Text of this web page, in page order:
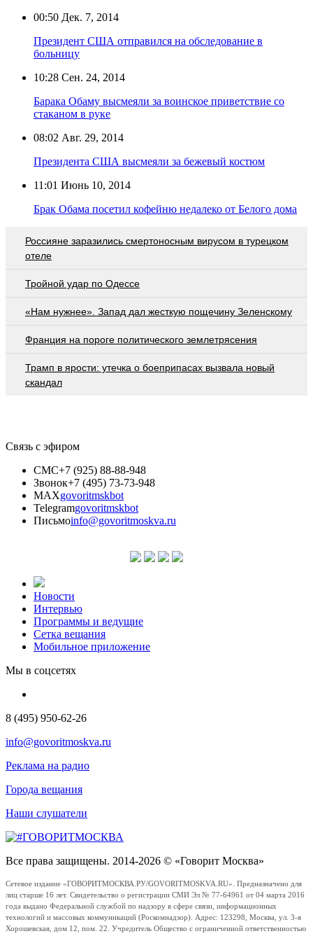
00:50 Дек. 7, 2014
Президент США отправился на обследование в
больницу
10:28 Сен. 24, 2014
Барака Обаму высмеяли за воинское приветствие со
стаканом в руке
08:02 Авг. 29, 2014
Президента США высмеяли за бежевый костюм
11:01 Июнь 10, 2014
Брак Обама посетил кофейню недалеко от Белого дома
Россияне заразились смертоносным вирусом в турецком
отеле
Тройной удар по Одессe
«Нам нужнее». Запад дал жесткую пощечину Зеленскому
Франция на пороге политического землетрясения
Трамп в ярости: утечка о боеприпасах вызвала новый
скандал
Связь с эфиром
СМС+7 (925) 88-88-948
Звонок+7 (495) 73-73-948
MAXgovoritmskbot
Telegramgovoritmskbot
Письмоinfo@govoritmoskva.ru
Новости
Интервью
Программы и ведущие
Сетка вещания
Мобильное приложение
Мы в соцсетях
8 (495) 950-62-26
info@govoritmoskva.ru
Реклама на радио
Города вещания
Наши слушатели
Все права защищены. 2014-2026 © «Говорит Москва»
Сетевое издание «ГОВОРИТМОСКВА.РУ/GOVORITMOSKVA.RU». Предназначено для
лиц старше 16 лет. Свидетельство о регистрации СМИ Эл № 77-64961 от 04 марта 2016
года выдано Федеральной службой по надзору в сфере связи, информационных
технологий и массовых коммуникаций (Роскомнадзор). Адрес: 123298, Москва, ул. 3-я
Хорошевская, дом 12, пом. 22. Учредитель Общество с ограниченной ответственностью